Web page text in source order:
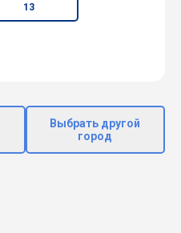
13
Выбрать другой
город